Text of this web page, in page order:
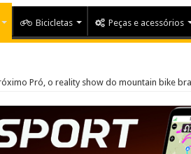
Bicicletas Peças e acessórios
Pró, o reality show do mountain bike